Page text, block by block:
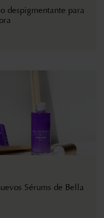
despigmentante para
Sérums de Bella